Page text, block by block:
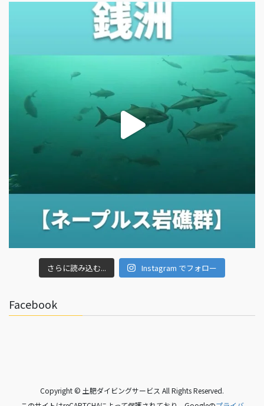
さらに読み込む... Instagram でフォロー
Facebook
Copyright © 土肥ダイビングサービス All Rights Reserved.